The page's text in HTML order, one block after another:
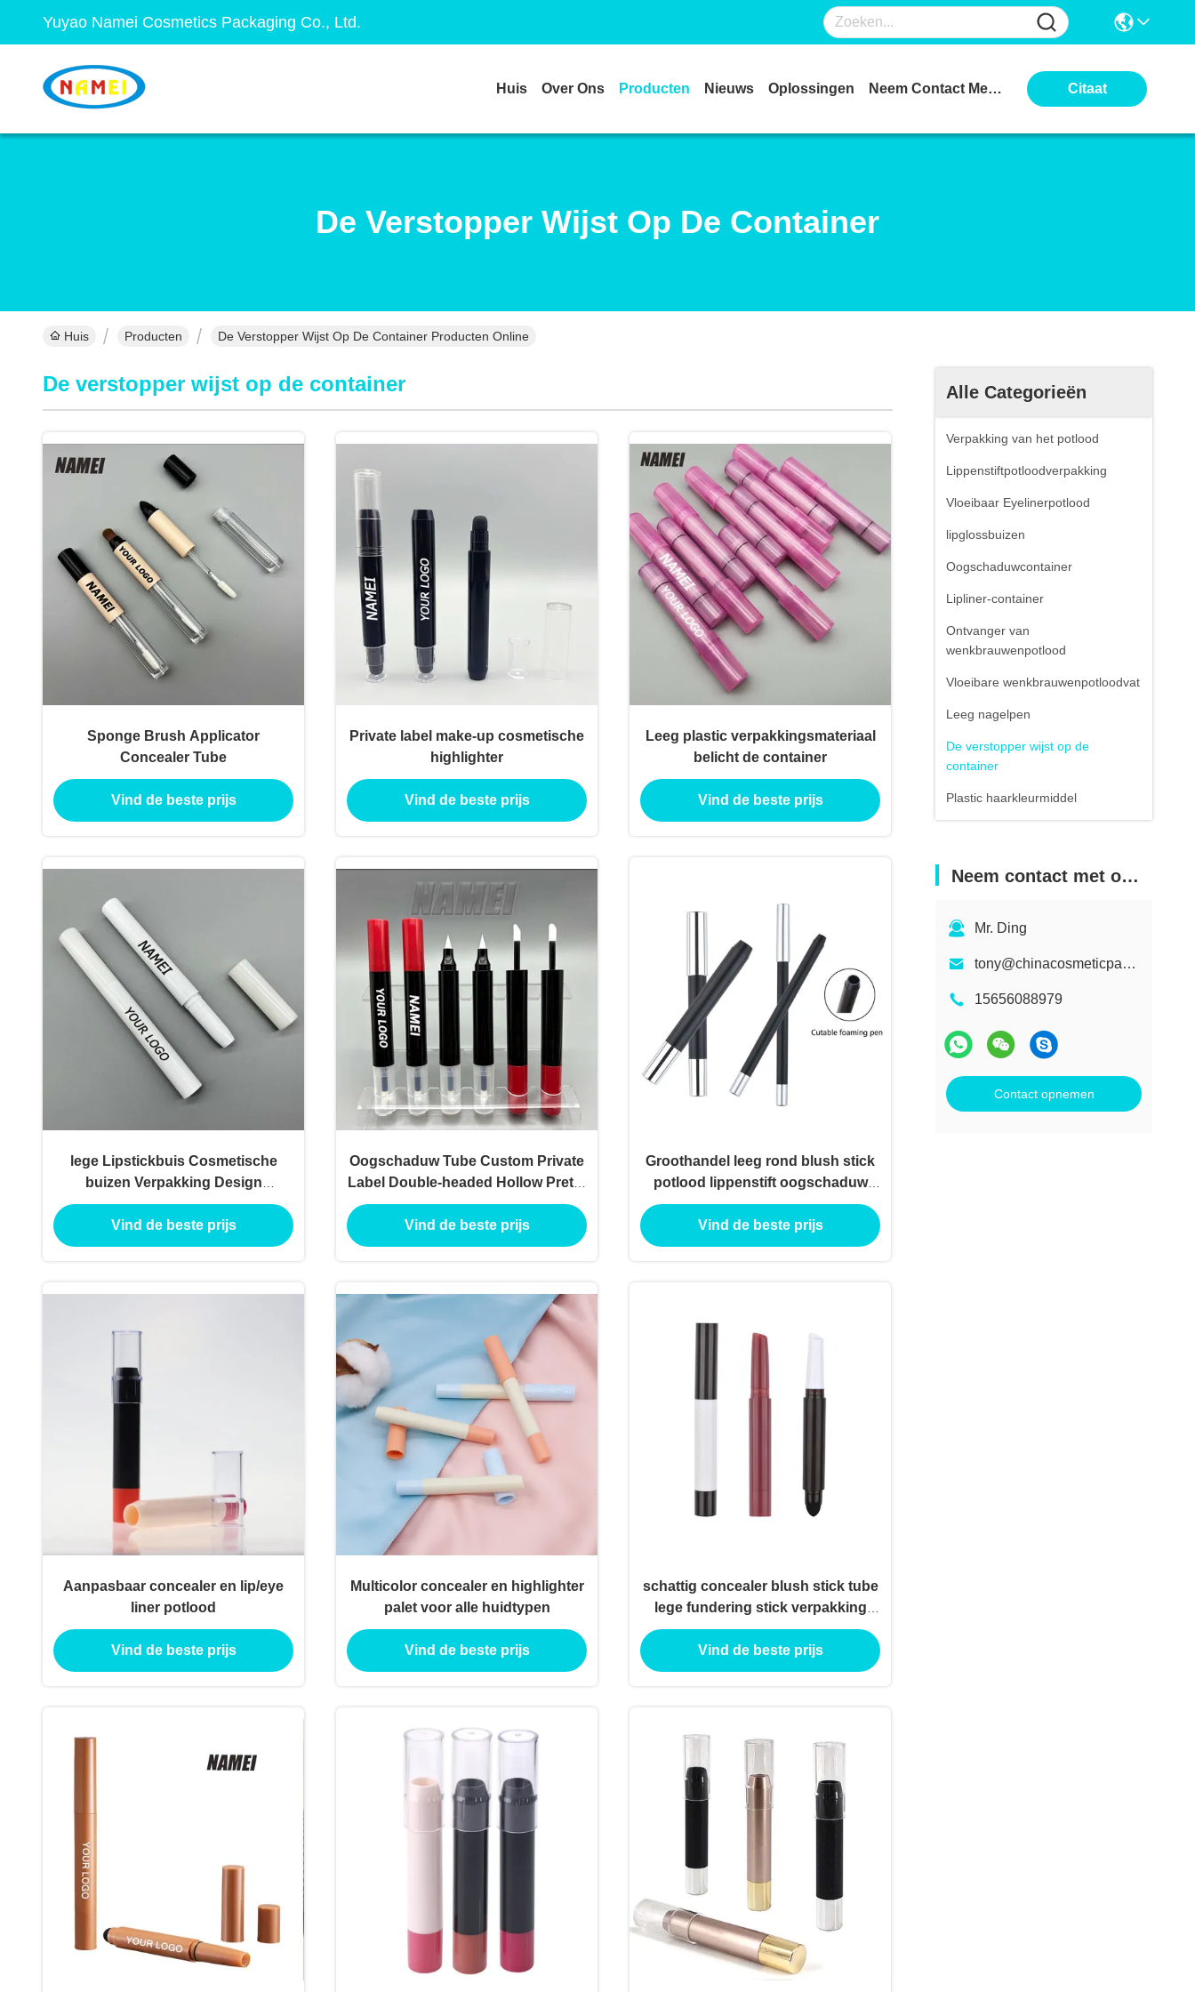
Yuyao Namei Cosmetics Packaging Co., Ltd.
Huis Over Ons Producten Nieuws Oplossingen Neem Contact Met Ons Op Citaat
De Verstopper Wijst Op De Container
Huis Producten De Verstopper Wijst Op De Container Producten Online
Alle Categorieën
Verpakking van het potlood
Lippenstiftpotloodverpakking
Vloeibaar Eyelinerpotlood
lipglossbuizen
Oogschaduwcontainer
Lipliner-container
Ontvanger van
wenkbrauwenpotlood
Vloeibare wenkbrauwenpotloodvat
Leeg nagelpen
De verstopper wijst op de
container
Plastic haarkleurmiddel
Neem contact met ons op
Mr. Ding
tony@chinacosmeticpackaging.com
15656088979
Contact opnemen
De verstopper wijst op de container
Sponge Brush Applicator
Concealer Tube
Vind de beste prijs
Private label make-up cosmetische
highlighter
Vind de beste prijs
Leeg plastic verpakkingsmateriaal
belicht de container
Vind de beste prijs
lege Lipstickbuis Cosmetische
buizen Verpakking Design
lipstickbuizen Oogschaduw
container
Vind de beste prijs
Oogschaduw Tube Custom Private
Label Double-headed Hollow Pretty
Container Oogschaduw Eyeliner
Tube Holle Eyeliner Tube
Vind de beste prijs
Groothandel leeg rond blush stick
potlood lippenstift oogschaduw
contour concealer buis verpakking
Vind de beste prijs
Aanpasbaar concealer en lip/eye
liner potlood
Vind de beste prijs
Multicolor concealer en highlighter
palet voor alle huidtypen
Vind de beste prijs
schattig concealer blush stick tube
lege fundering stick verpakking
fundering lip stick container
Vind de beste prijs